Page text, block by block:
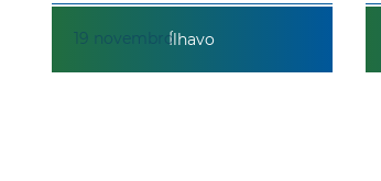
19 novembroÍlhavo